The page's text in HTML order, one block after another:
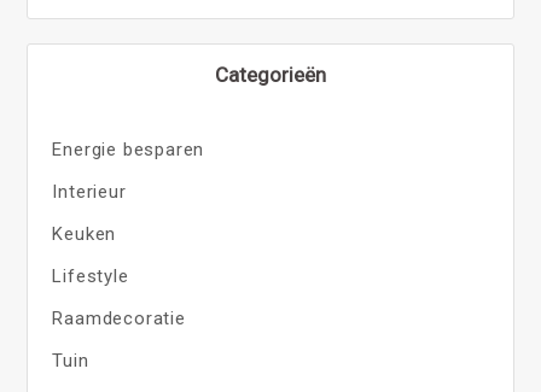
Categorieën
Energie besparen
Interieur
Keuken
Lifestyle
Raamdecoratie
Tuin